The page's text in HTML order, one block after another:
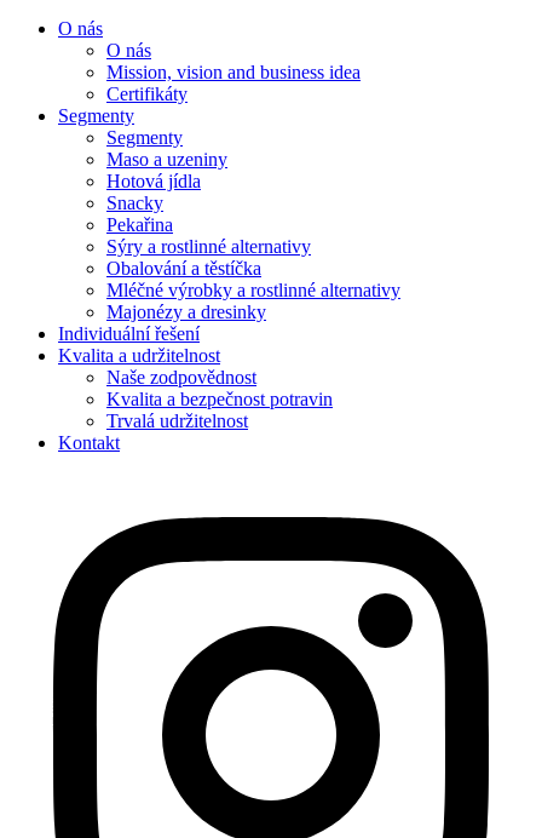
O nás
O nás
Mission, vision and business idea
Certifikáty
Segmenty
Segmenty
Maso a uzeniny
Hotová jídla
Snacky
Pekařina
Sýry a rostlinné alternativy
Obalování a těstíčka
Mléčné výrobky a rostlinné alternativy
Majonézy a dresinky
Individuální řešení
Kvalita a udržitelnost
Naše zodpovědnost
Kvalita a bezpečnost potravin
Trvalá udržitelnost
Kontakt